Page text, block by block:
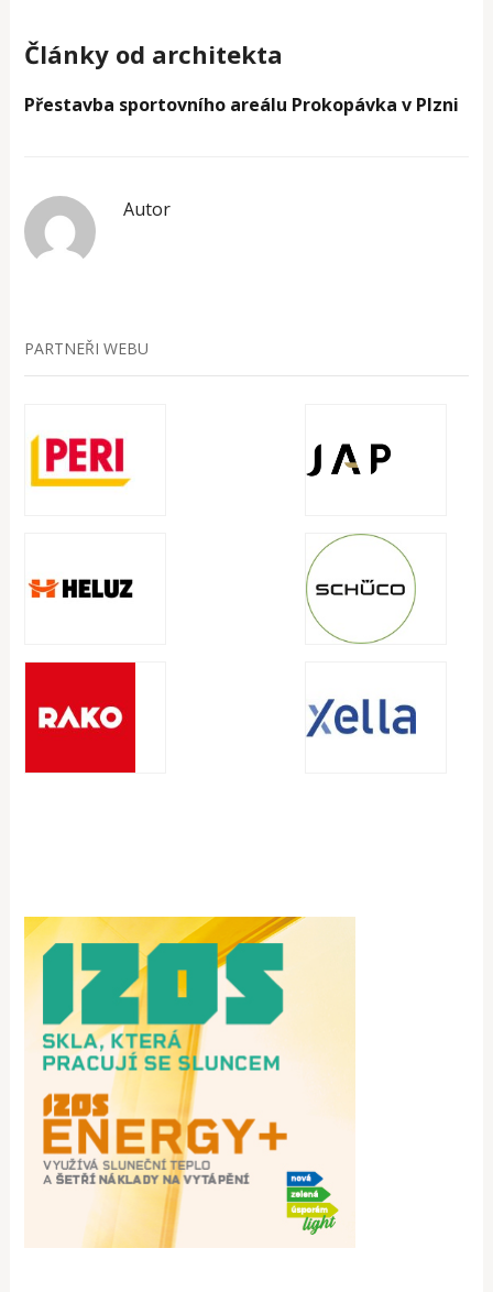
Články od architekta
Přestavba sportovního areálu Prokopávka v Plzni
Autor
PARTNEŘI WEBU